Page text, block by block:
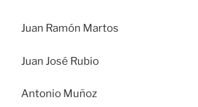
Juan Ramón Martos
Juan José Rubio
Antonio Muñoz